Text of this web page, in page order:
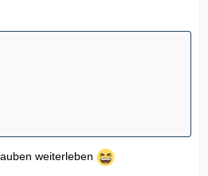
weiterleben